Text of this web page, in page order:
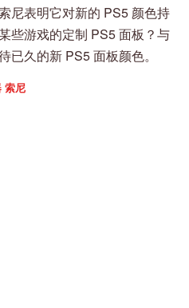
尼表明它对新的 PS5 颜色持
些游戏的定制 PS5 面板？与
已久的新 PS5 面板颜色。
索尼